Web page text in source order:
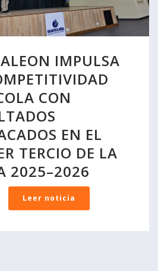
IMPULSA
CON
EN EL
TERCIO DE LA
2025–2026
Leer noticia